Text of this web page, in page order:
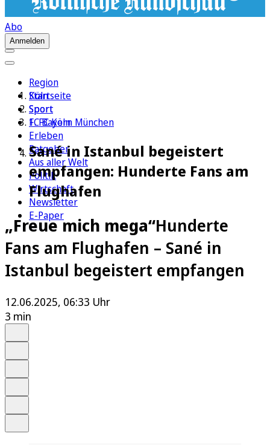
Abo
Anmelden
Region
Köln
Sport
1. FC Köln
Erleben
Ratgeber
Aus aller Welt
Politik
Wirtschaft
Newsletter
E-Paper
Startseite
Sport
FC Bayern München
Sané in Istanbul begeistert
empfangen: Hunderte Fans am
Flughafen
„Freue mich mega“Hunderte
Fans am Flughafen – Sané in
Istanbul begeistert empfangen
12.06.2025, 06:33 Uhr
3 min